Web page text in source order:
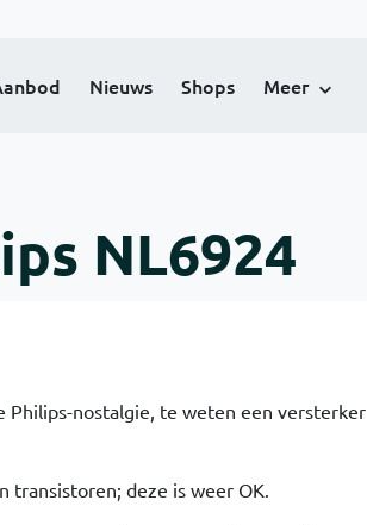
Nieuws Shops Meer
NL6924
Philips-nostalgie, te weten een versterker
transistoren; deze is weer OK.